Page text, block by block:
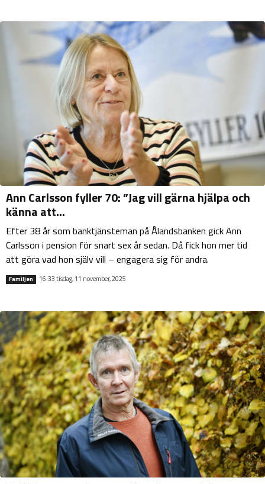
Ann Carlsson fyller 70: ”Jag vill gärna hjälpa och
känna att...
Efter 38 år som banktjänsteman på Ålandsbanken gick Ann
Carlsson i pension för snart sex år sedan. Då fick hon mer tid
att göra vad hon själv vill – engagera sig för andra.
Familjen 16:33 tisdag, 11 november, 2025